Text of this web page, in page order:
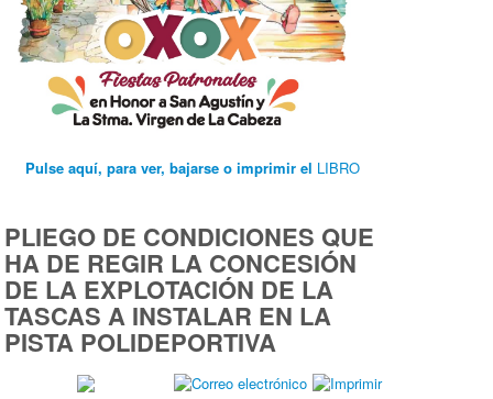
Pulse aquí, para ver, bajarse o imprimir el LIBRO
PLIEGO DE CONDICIONES QUE
HA DE REGIR LA CONCESIÓN
DE LA EXPLOTACIÓN DE LA
TASCAS A INSTALAR EN LA
PISTA POLIDEPORTIVA